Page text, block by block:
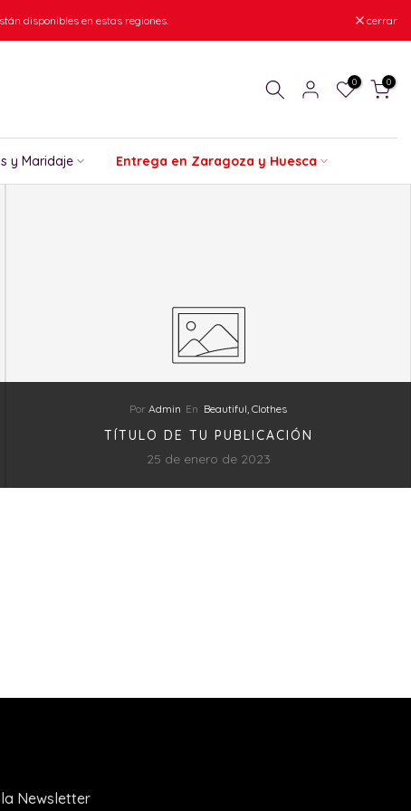
disponibles en estas regiones. cerrar
0 0
y Maridaje Entrega en Zaragoza y Huesca
Por Admin En Beautiful, Clothes
TÍTULO DE TU PUBLICACIÓN
25 de enero de 2023
Newsletter